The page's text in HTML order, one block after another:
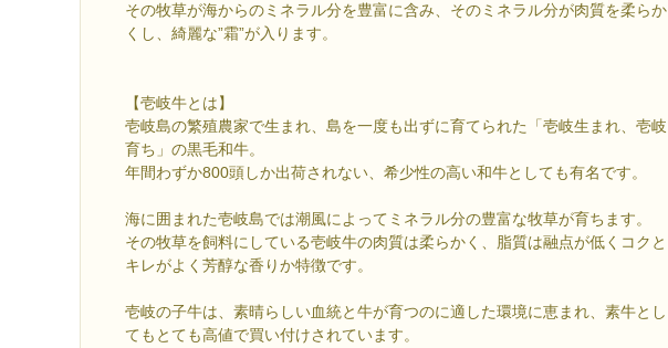
その牧草が海からのミネラル分を豊富に含み、そのミネラル分が肉質を柔らか
くし、綺麗な”霜”が入ります。
【壱岐牛とは】
壱岐島の繁殖農家で生まれ、島を一度も出ずに育てられた「壱岐生まれ、壱岐
育ち」の黒毛和牛。
年間わずか800頭しか出荷されない、希少性の高い和牛としても有名です。
海に囲まれた壱岐島では潮風によってミネラル分の豊富な牧草が育ちます。
その牧草を飼料にしている壱岐牛の肉質は柔らかく、脂質は融点が低くコクと
キレがよく芳醇な香りか特徴です。
壱岐の子牛は、素晴らしい血統と牛が育つのに適した環境に恵まれ、素牛とし
てもとても高値で買い付けされています。